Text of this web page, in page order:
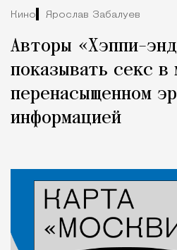
Кино Ярослав Забалуев
Авторы «Хэппи-
показывать секс в
перенасыщенном
информацией